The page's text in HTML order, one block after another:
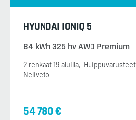
HYUNDAI IONIQ 5
84 kWh 325 hv AWD Premium
2 renkaat 19 aluilla Huippuvarusteet
Neliveto
54 780 €